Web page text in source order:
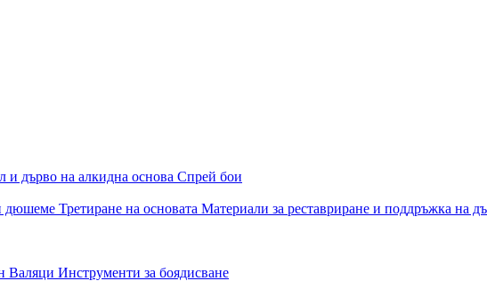
и дърво на алкидна основа Спрей бои
дюшеме Третиране на основата Материали за реставриране и поддръжка на
Валяци Инструменти за боядисване